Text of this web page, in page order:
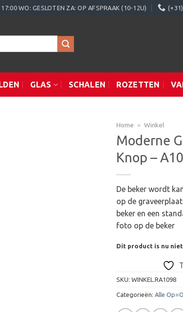
WO: GESLOTEN ZA: OP AFSPRAAK (10-12U)
GLAS SCHALEN ROZETTEN
Home » Winkel
Moderne
Knop –
De beker wordt
op de
beker en een
foto op de beker
Dit product is nu
SKU: WINKEL.RA1098
Categorieën: Alle